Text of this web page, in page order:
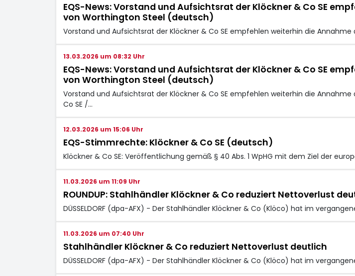
EQS-News: Vorstand und Aufsichtsrat der Klöckner & Co SE
von Worthington Steel (deutsch)
Vorstand und Aufsichtsrat der Klöckner & Co SE empfehlen weiterhin die
13.03.2026 um 08:32 Uhr
EQS-News: Vorstand und Aufsichtsrat der Klöckner & Co SE
von Worthington Steel (deutsch)
Vorstand und Aufsichtsrat der Klöckner & Co SE empfehlen weiterhin die
Co SE /…
12.03.2026 um 15:06 Uhr
EQS-Stimmrechte: Klöckner & Co SE (deutsch)
Klöckner & Co SE: Veröffentlichung gemäß § 40 Abs. 1 WpHG mit dem Ziel der
11.03.2026 um 11:09 Uhr
ROUNDUP: Stahlhändler Klöckner & Co reduziert Nettoverlust
DÜSSELDORF (dpa-AFX) - Der Stahlhändler Klöckner & Co (Klöco) hat im
11.03.2026 um 07:40 Uhr
Stahlhändler Klöckner & Co reduziert Nettoverlust deutlich
DÜSSELDORF (dpa-AFX) - Der Stahlhändler Klöckner & Co (Klöco) hat im